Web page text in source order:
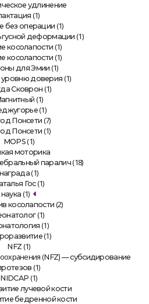
удлинение
(1)
без операции (1)
деформации (1)
косолапости (1)
косолапости (1)
для Эмии (1)
уровню доверия (1)
Сковрон (1)
(1)
(1)
Понсети (7)
Понсети (1)
MOPS (1)
моторика
паралич(18)
награда(1)
Гос(1)
наука (1)
косолапости (2)
(1)
(1)
(1)
NFZ (1)
(NFZ) — субсидирование
(1)
NIDCAP (1)
лучевой кости
бедренной кости